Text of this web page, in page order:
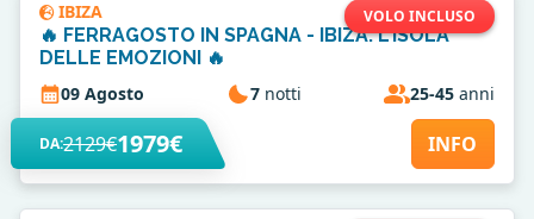
VOLO INCLUSO
IBIZA
🔥 FERRAGOSTO IN SPAGNA - IBIZA: L'ISOLA
DELLE EMOZIONI 🔥
09 Agosto
7 notti 25-45 anni
DA:2129€1979€ INFO